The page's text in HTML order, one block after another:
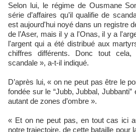
Selon lui, le régime de Ousmane
série d’affaires qu’il qualifie de
est aujourd'hui noyé dans un registre
de l’Aser, mais il y a l'Onas, il y a
l'argent qui a été distribué aux
chiffres différents. Donc tout
scandale », a-t-il indiqué.
D’après lui, « on ne peut pas être le
fondée sur le “Jubb, Jubbal,
autant de zones d’ombre ».
« Et on ne peut pas, en tout cas ici
notre trajectoire, de cette bataille pour